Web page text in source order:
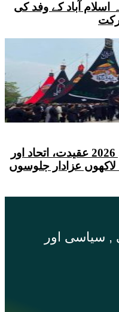
آباد کے وفد کی
پاکستان بھر میں اربعین حسینی 2026 عقیدت، اتحاد اور
عزادار جلوسوں
, سیاسی اور